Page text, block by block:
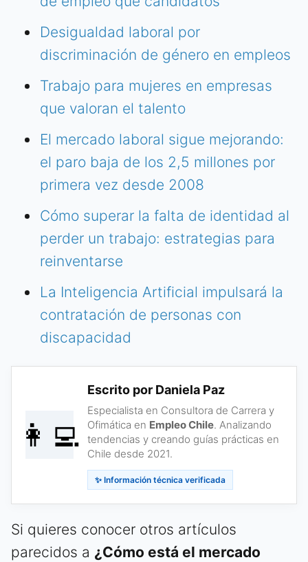
Desigualdad laboral por
discriminación de género en empleos
Trabajo para mujeres en empresas
que valoran el talento
El mercado laboral sigue mejorando:
el paro baja de los 2,5 millones por
primera vez desde 2008
Cómo superar la falta de identidad al
perder un trabajo: estrategias para
reinventarse
La Inteligencia Artificial impulsará la
contratación de personas con
discapacidad
👩‍💻
Escrito por Daniela Paz
Especialista en Consultora de Carrera y
Ofimática en Empleo Chile. Analizando
tendencias y creando guías prácticas en
Chile desde 2021.
✨ Información técnica verificada
Si quieres conocer otros artículos
parecidos a ¿Cómo está el mercado